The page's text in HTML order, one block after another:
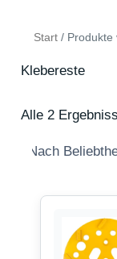
Start / Produkte
Klebereste
Alle 2